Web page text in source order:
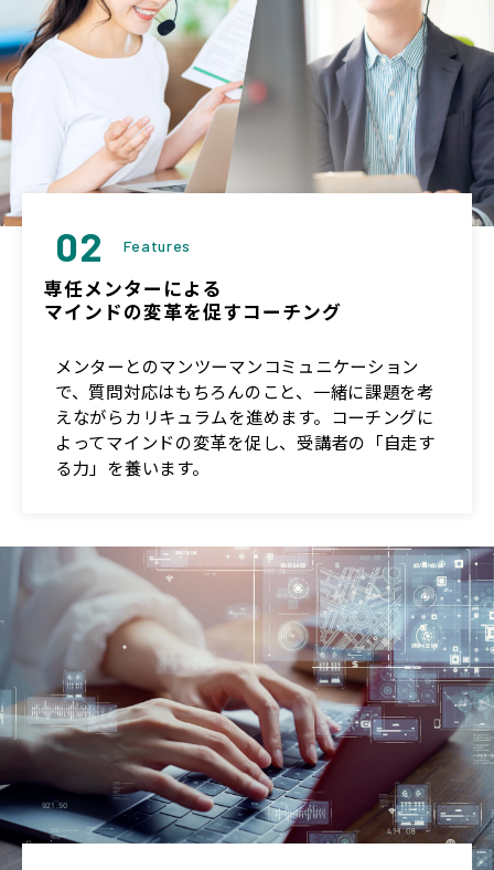
02 Features
専任メンターによる
マインドの変革を促すコーチング
メンターとのマンツーマンコミュニケーション
で、質問対応はもちろんのこと、一緒に課題を考
えながらカリキュラムを進めます。コーチングに
よってマインドの変革を促し、受講者の「自走す
る力」を養います。